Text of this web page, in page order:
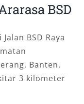
BSD
BSD Raya
Banten.
3 kilometer